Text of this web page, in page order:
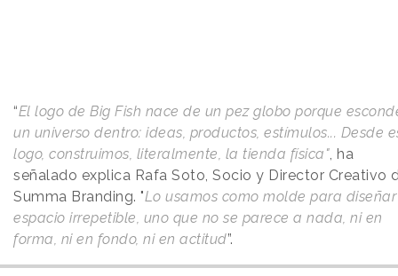
“El logo de Big Fish nace de un pez globo porque
un universo dentro: ideas, productos, estímulos... Desde
logo, construimos, literalmente, la tienda física", ha
señalado explica Rafa Soto, Socio y Director Creativo
Summa Branding. "Lo usamos como molde para
espacio irrepetible, uno que no se parece a nada, ni en
forma, ni en fondo, ni en actitud”.